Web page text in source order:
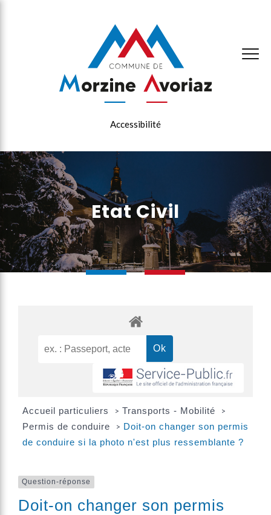
Accessibilité
Etat Civil
Accueil particuliers > Transports - Mobilité >
Permis de conduire > Doit-on changer son permis
de conduire si la photo n'est plus ressemblante ?
Question-réponse
Doit-on changer son permis